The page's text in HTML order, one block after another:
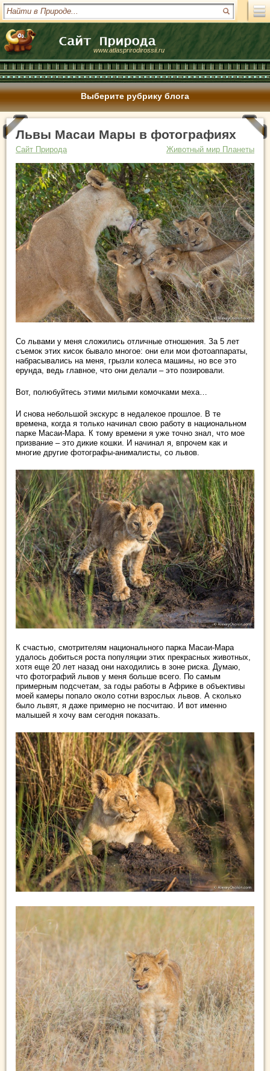
www.atlasprirodirossii.ru
Выберите рубрику блога
Львы Масаи Мары в фотографиях
Сайт Природа Животный мир Планеты
Со львами у меня сложились отличные отношения. За 5 лет
съемок этих кисок бывало многое: они ели мои фотоаппараты,
набрасывались на меня, грызли колеса машины, но все это
ерунда, ведь главное, что они делали – это позировали.
Вот, полюбуйтесь этими милыми комочками меха…
И снова небольшой экскурс в недалекое прошлое. В те
времена, когда я только начинал свою работу в национальном
парке Масаи-Мара. К тому времени я уже точно знал, что мое
призвание – это дикие кошки. И начинал я, впрочем как и
многие другие фотографы-анималисты, со львов.
К счастью, смотрителям национального парка Масаи-Мара
удалось добиться роста популяции этих прекрасных животных,
хотя еще 20 лет назад они находились в зоне риска. Думаю,
что фотографий львов у меня больше всего. По самым
примерным подсчетам, за годы работы в Африке в объективы
моей камеры попало около сотни взрослых львов. А сколько
было львят, я даже примерно не посчитаю. И вот именно
малышей я хочу вам сегодня показать.